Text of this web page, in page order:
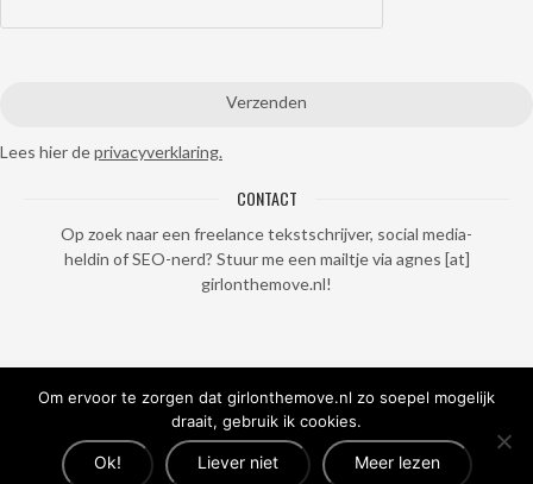
Lees hier deprivacyverklaring.
CONTACT
Op zoek naar een freelance tekstschrijver, social media-
heldin of SEO-nerd? Stuur me een mailtje via agnes [at]
girlonthemove.nl!
Om ervoor te zorgen dat girlonthemove.nl zo soepel mogelijk
draait, gebruik ik cookies.
Ok! Liever niet Meer lezen